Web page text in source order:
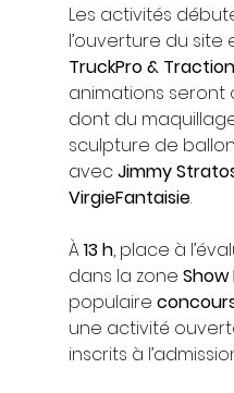
Les activités
l’ouverture du site
TruckPro & Traction
animations seront
dont du
sculpture de
avec Jimmy
VirgieFantaisie.
À 13 h, place à
dans la zone Show
populaire
une activité
inscrits à